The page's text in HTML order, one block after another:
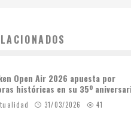
Open Air 2026 apuesta por
históricas en su 35º
31/03/2026 41